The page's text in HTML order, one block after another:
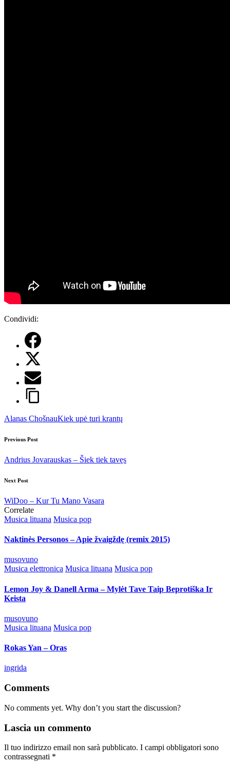
Condividi:
Tags:
Alanas ChošnauKiek upė turi krantų
Post
navigation
Previous Post
Andrius Jovarauskas – Šiek tiek tavęs
Next Post
WiDoo – Kur Tu Mano Vasara
Correlate
Posted
Musica lituana Musica pop
Naktinės Personos – Apie žvaigždę (remix 2015)
Posted
by
musovuno
Posted
Musica elettronica Musica lituana Musica pop
Lemon Joy & Danell Arma – Mylėt Tave Taip Beprotiška Ir
Keista
Posted
by
musovuno
Posted
Musica lituana Musica pop
Rokas Yan – Oras
Posted
ingrida
Comments
No comments yet. Why don’t you start the discussion?
Lascia un commento
Il tuo indirizzo email non sarà pubblicato. I campi obbligatori sono
contrassegnati *